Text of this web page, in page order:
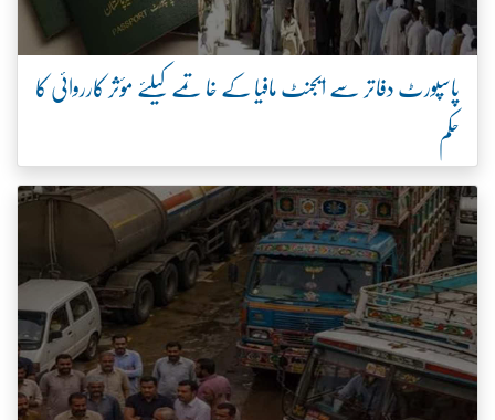
پاسپورٹ دفاتر سے ایجنٹ مافیا کے خاتمے کیلئے مؤثر کارروائی کا
حکم